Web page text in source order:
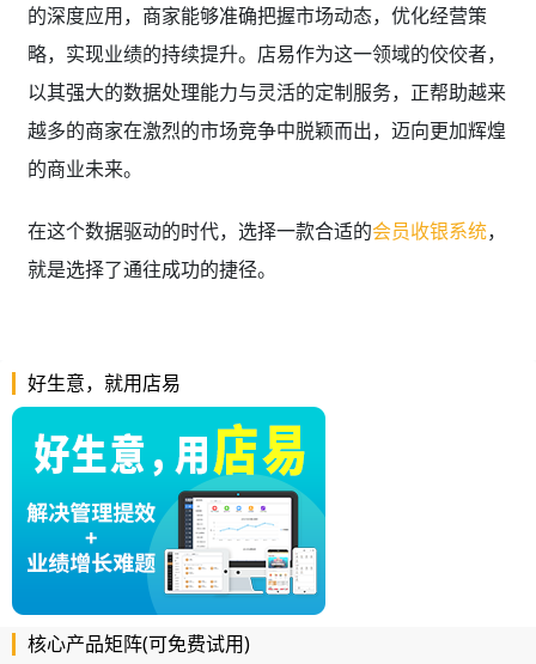
的深度应用，商家能够准确把握市场动态，优化经营策
略，实现业绩的持续提升。店易作为这一领域的佼佼者，
以其强大的数据处理能力与灵活的定制服务，正帮助越来
越多的商家在激烈的市场竞争中脱颖而出，迈向更加辉煌
的商业未来。
在这个数据驱动的时代，选择一款合适的会员收银系统，
就是选择了通往成功的捷径。
好生意，就用店易
核心产品矩阵(可免费试用)